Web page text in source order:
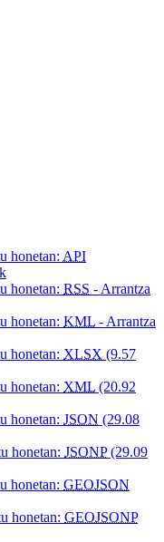
honetan: API
honetan: RSS - Arrantza
honetan: KML - Arrantza
honetan: XLSX (9.57
honetan: XML (20.92
honetan: JSON (29.08
honetan: JSONP (29.09
honetan: GEOJSON
honetan: GEOJSONP